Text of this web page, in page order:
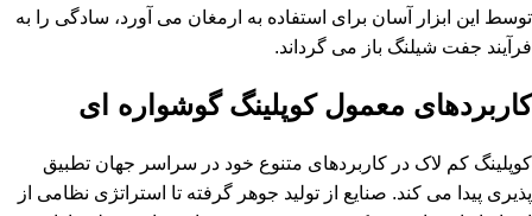
توسط این ابزار آسان برای استفاده به ارمغان می آورد، سادگی را به
فرآیند جفت شیلنگ باز می گرداند.
کاربردهای معمول کوپلینگ گوشواره ای
کوپلینگ کم لاک در کاربردهای متنوع خود در سراسر جهان تطبیق
پذیری پیدا می کند. صنایع از تولید جوهر گرفته تا استراتژی نظامی از